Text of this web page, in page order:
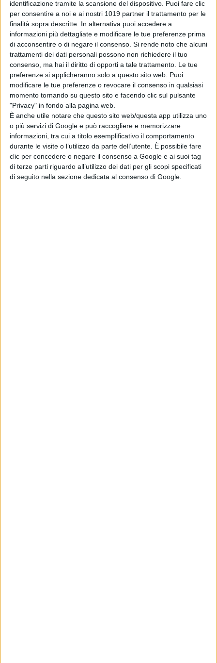
identificazione tramite la scansione del dispositivo. Puoi fare clic
per consentire a noi e ai nostri 1019 partner il trattamento per le
finalità sopra descritte. In alternativa puoi accedere a
informazioni più dettagliate e modificare le tue preferenze prima
di acconsentire o di negare il consenso. Si rende noto che alcuni
trattamenti dei dati personali possono non richiedere il tuo
consenso, ma hai il diritto di opporti a tale trattamento. Le tue
preferenze si applicheranno solo a questo sito web. Puoi
modificare le tue preferenze o revocare il consenso in qualsiasi
momento tornando su questo sito e facendo clic sul pulsante
"Privacy" in fondo alla pagina web.
È anche utile notare che questo sito web/questa app utilizza uno
o più servizi di Google e può raccogliere e memorizzare
informazioni, tra cui a titolo esemplificativo il comportamento
durante le visite o l’utilizzo da parte dell’utente. È possibile fare
clic per concedere o negare il consenso a Google e ai suoi tag
di terze parti riguardo all’utilizzo dei dati per gli scopi specificati
di seguito nella sezione dedicata al consenso di Google.